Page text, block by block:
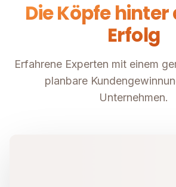
Die Köpfe
Erfolg
Erfahrene Experten mit einem
planbare
Unternehmen.